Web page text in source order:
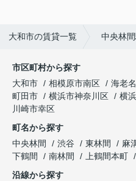
大和市の賃貸一覧 中央林
市区町村から探す
大和市
相模原市南区 海老
町田市
横浜市神奈川区 横
川崎市幸区
町名から探す
中央林間
渋谷 東林間 麻
下鶴間
南林間 上鶴間本町
沿線から探す